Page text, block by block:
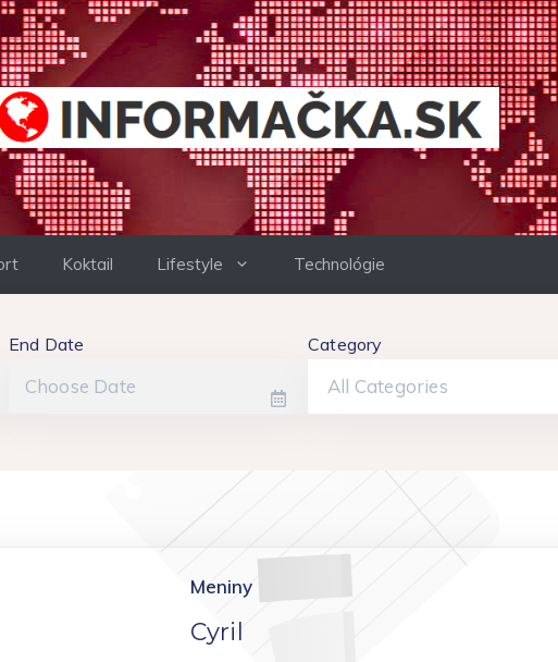
Koktail Lifestyle Technológie
End Date Category
All Categories
Meniny
Cyril